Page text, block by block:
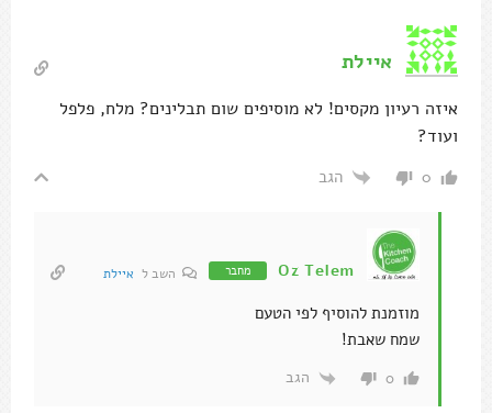
איילת
איזה רעיון מקסים! לא מוסיפים שום תבלינים? מלח, פלפל
ועוד?
0 הגב
Oz Telem מחבר השב ל איילת
מוזמנת להוסיף לפי הטעם
שמח שאבת!
0 הגב